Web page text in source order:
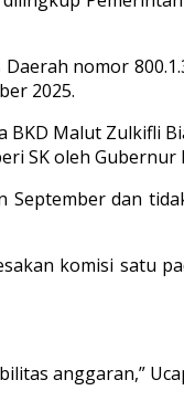
nomor
2025.
Malut Zulkifli
SK oleh
dan
komisi satu
anggaran,”